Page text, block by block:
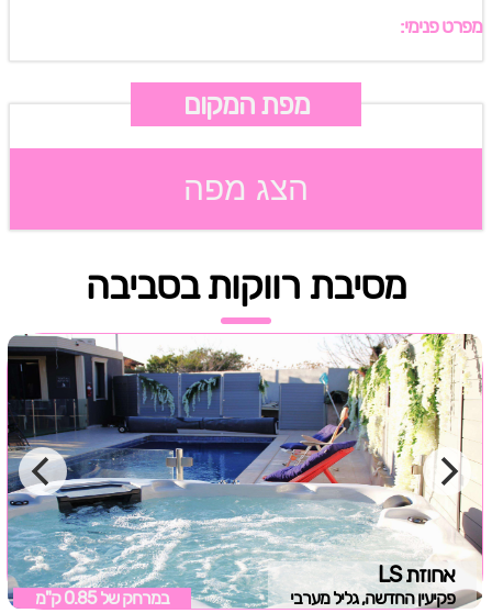
מפרט פנימי:
מפת המקום
הצג מפה
מסיבת רווקות בסביבה
אחוזת LS
פקיעין החדשה, גליל מערבי במרחק של 0.85 ק"מ